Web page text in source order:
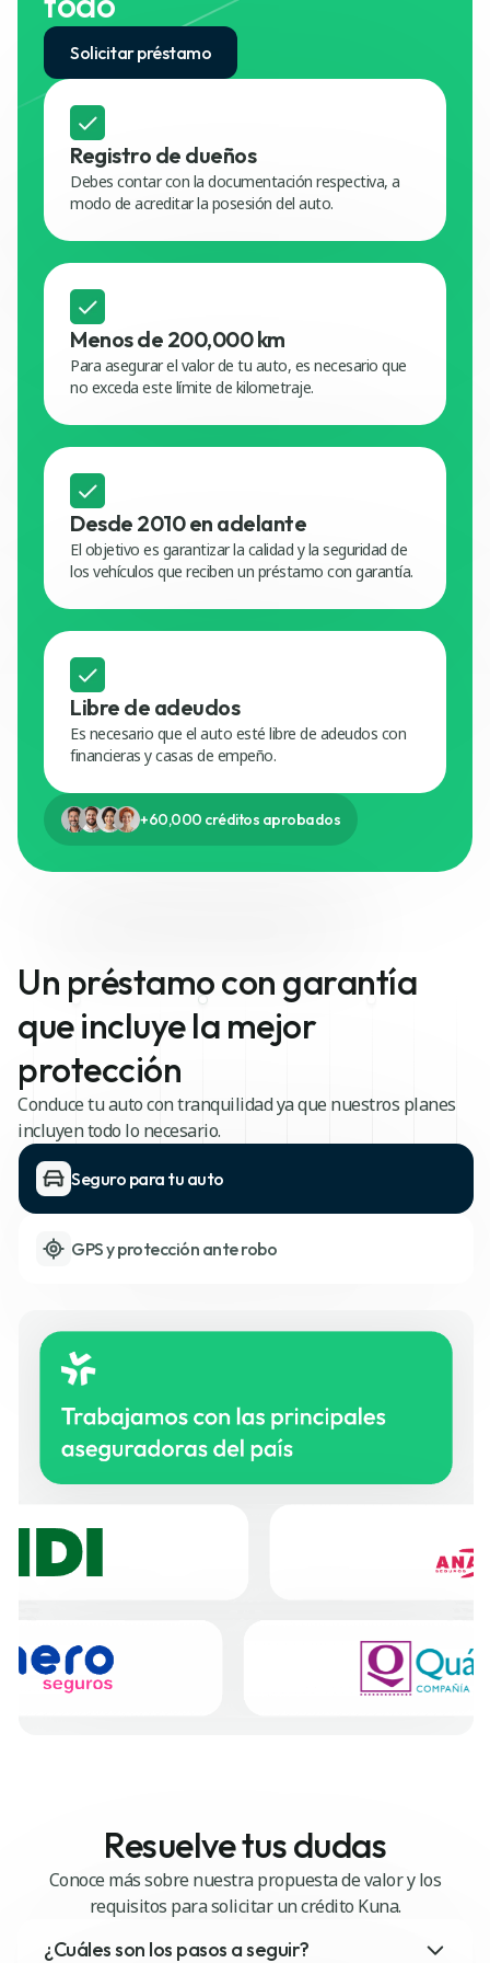
Solicitar préstamo
Registro de dueños
Debes contar con la documentación respectiva, a
modo de acreditar la posesión del auto.
Menos de 200,000 km
Para asegurar el valor de tu auto, es necesario que
no exceda este límite de kilometraje.
Desde 2010 en adelante
El objetivo es garantizar la calidad y la seguridad de
los vehículos que reciben un préstamo con garantía.
Libre de adeudos
Es necesario que el auto esté libre de adeudos con
financieras y casas de empeño.
+60,000 créditos aprobados
Un préstamo con garantía
que incluye la mejor
protección
Conduce tu auto con tranquilidad ya que nuestros planes
incluyen todo lo necesario.
Seguro para tu auto
GPS y protección ante robo
Resuelve tus dudas
Conoce más sobre nuestra propuesta de valor y los
requisitos para solicitar un crédito Kuna.
¿Cuáles son los pasos a seguir?